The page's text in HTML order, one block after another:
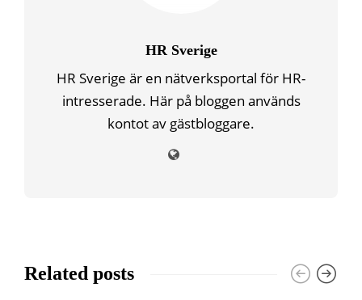
HR Sverige
HR Sverige är en nätverksportal för HR-
intresserade. Här på bloggen används
kontot av gästbloggare.
Related posts